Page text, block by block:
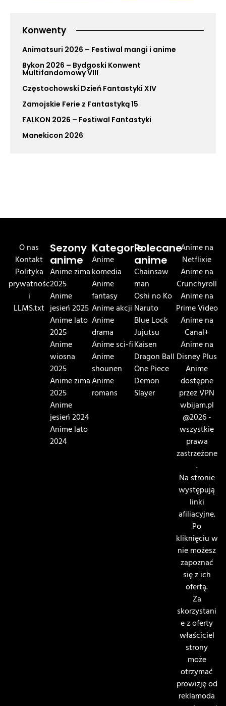
Konwenty
Animatsuri 2026 – Festiwal mangi i anime
Bykon 2026 – Bydgoski Konwent
Multifandomowy VIII
Częstochowski Dzień Fantastyki XIV
Zamojskie Ferie z Fantastyką 15
FALKON 2026 – Festiwal Fantastyki
Manekicon 2026
O nas
Kontakt
Polityka
prywatnośc
i
LLMS.txt
Sezony
anime
Anime zima
2025
Anime
jesień 2025
Anime lato
2025
Anime
wiosna
2025
Anime zima
2025
Anime
jesień 2024
Anime lato
2024
Kategorie
Anime
komedia
Anime
fantasy
Anime akcji
Anime
drama
Anime sci-fi
Anime
shounen
Anime
romans
Polecane
anime
Chainsaw
man
Oshi no Ko
Naruto
Blue Lock
Jujutsu
Kaisen
Dragon Ball
One Piece
Demon
Slayer
Anime na
Netflixie
Anime na
Crunchyroll
Anime na
Prime Video
Anime na
Canal+
Anime na
Disney Plus
Anime
dostępne
przez VPN
wbijam.pl
@2026 -
wszystkie
prawa
zastrzeżone
.
Na stronie
występują
linki
afiliacyjne.
Po
kliknięciu w
nie możesz
zapoznać
się z ich
ofertą.
Za
skorzystani
e z oferty
właściciel
strony
może
otrzymać
prowizję od
reklamoda